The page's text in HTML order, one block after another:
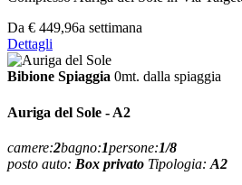
Da € 449,96a settimana
Dettagli
Bibione Spiaggia 0mt. dalla spiaggia
Auriga del Sole - A2
camere:2bagno:1persone:1/8
posto auto: Box privato Tipologia: A2